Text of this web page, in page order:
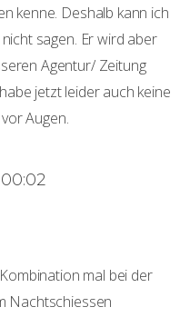
kenne. Deshalb kann ich
sagen. Er wird aber
Agentur/ Zeitung
jetzt leider auch keine
Augen.
mal bei der
Nachtschiessen